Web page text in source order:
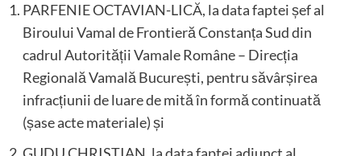
PARFENIE OCTAVIAN-LICĂ, la data faptei șef al
Biroului Vamal de Frontieră Constanța Sud din
cadrul Autorității Vamale Române – Direcția
Regională Vamală București, pentru săvârșirea
infracțiunii de luare de mită în formă continuată
(șase acte materiale) și